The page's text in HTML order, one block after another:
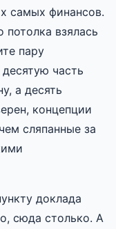
самых финансов.
потолка взялась
пару
часть
а десять
концепции
сляпанные за
доклада
сюда столько. А